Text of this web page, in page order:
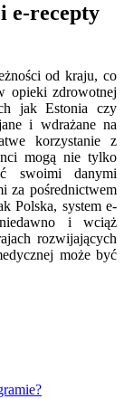
e-recepty
od kraju, co
opieki zdrowotnej
jak Estonia czy
i wdrażane na
korzystanie z
mogą nie tylko
swoimi danymi
za pośrednictwem
Polska, system e-
i wciąż
rozwijających
może być